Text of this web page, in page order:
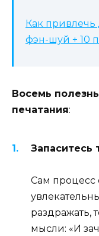
Как привлечь
фэн-шуй + 10
Восемь
печатания:
Запаситесь
Сам процесс
раздражать,
мысли: «И